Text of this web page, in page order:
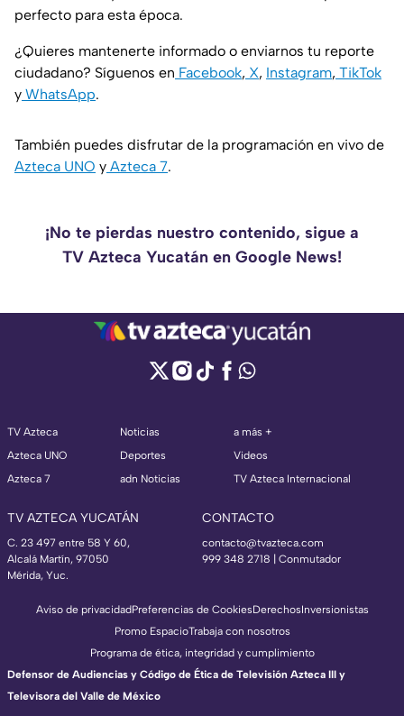
perfecto para esta época.
¿Quieres mantenerte informado o enviarnos tu reporte
ciudadano? Síguenos en Facebook, X, Instagram, TikTok
y WhatsApp.
También puedes disfrutar de la programación en vivo de
Azteca UNO y Azteca 7.
¡No te pierdas nuestro contenido, sigue a
TV Azteca Yucatán en Google News!
TV Azteca
Azteca UNO
Azteca 7
Noticias
Deportes
adn Noticias
a más +
Videos
TV Azteca Internacional
TV AZTECA YUCATÁN
C. 23 497 entre 58 Y 60,
Alcalá Martín, 97050
Mérida, Yuc.
CONTACTO
contacto@tvazteca.com
999 348 2718 | Conmutador
Aviso de privacidadPreferencias de CookiesDerechosInversionistas
Promo EspacioTrabaja con nosotros
Programa de ética, integridad y cumplimiento
Defensor de Audiencias y Código de Ética de Televisión Azteca III y
Televisora del Valle de México